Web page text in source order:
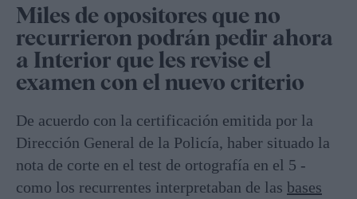
Miles de opositores que no
recurrieron podrán pedir ahora
a Interior que les revise el
examen con el nuevo criterio
De acuerdo con la certificación emitida por la
Dirección General de la Policía, haber situado la
nota de corte en el test de ortografía en el 5 -
como los recurrentes interpretaban de las bases